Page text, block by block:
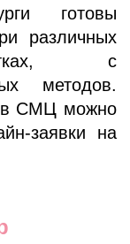
готовы
различных
с
методов.
в СМЦ можно
заявки на